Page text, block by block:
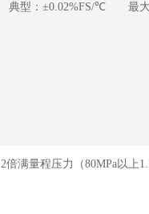
典型：±0.02%FS/℃ 最大
2倍满量程压力（80MPa以上